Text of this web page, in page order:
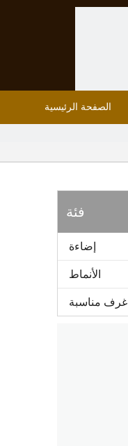
الصفحة الرئيسية
فئة
إضاءة
الأنماط
غرف مناسبة